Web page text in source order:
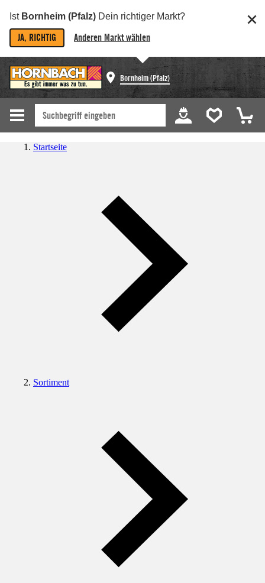
Ist Bornheim (Pfalz) Dein richtiger Markt?
JA, RICHTIG Anderen Markt wählen
Bornheim (Pfalz)
Startseite
Sortiment